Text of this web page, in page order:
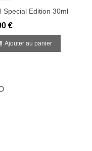
Special Edition 30ml
€
Ajouter au panier